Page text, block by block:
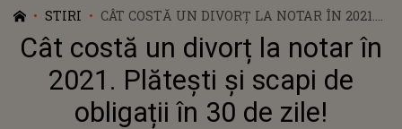
STIRI
CÂT COSTĂ UN DIVORȚ LA NOTAR ÎN 2021.
PLĂTEȘTI ȘI SCAPI DE OBLIGAȚII ÎN 30 DE
ZILE!
Cât costă un divorț la notar în
2021. Plătești și scapi de
obligații în 30 de zile!